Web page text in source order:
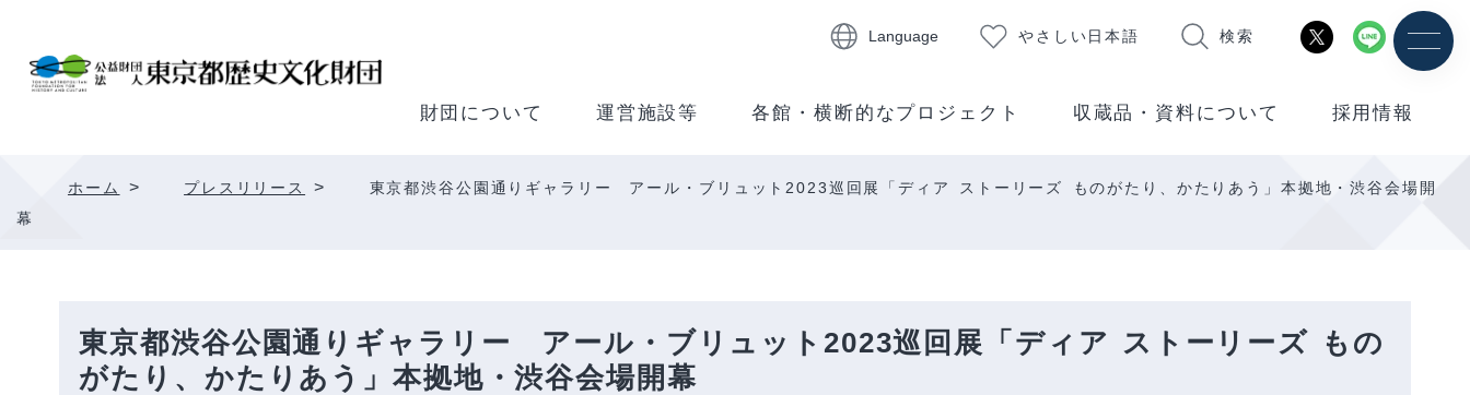
Language やさしい日本語 検索
財団について 運営施設等 各館・横断的なプロジェクト 収蔵品・資料について 採用情報
ホーム > プレスリリース >
東京都渋谷公園通りギャラリー アール・ブリュット2023巡回展「ディア ストーリーズ ものがたり、かたりあう」本拠地・渋谷会場開
幕
東京都渋谷公園通りギャラリー アール・ブリュット2023巡回展「ディア ストーリーズ もの
がたり、かたりあう」本拠地・渋谷会場開幕